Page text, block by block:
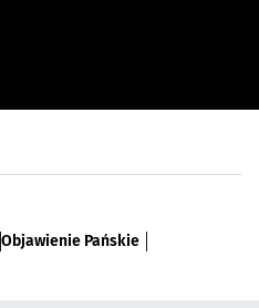
Objawienie Pańskie